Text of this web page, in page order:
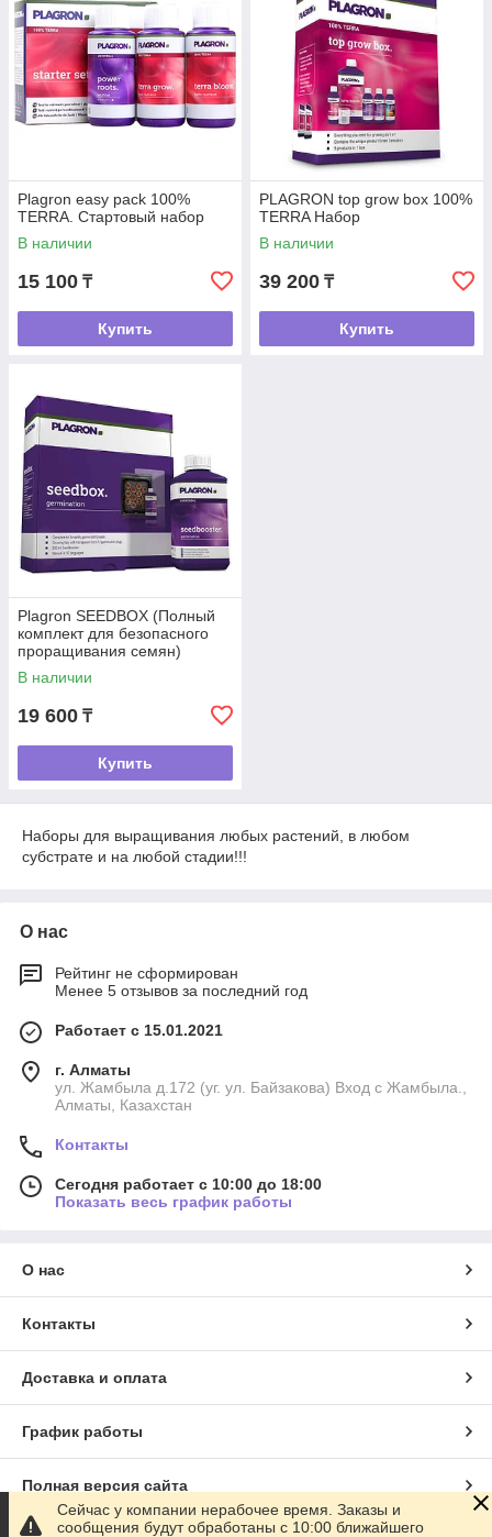
Plagron easy pack 100%
TERRA. Стартовый набор
В наличии
15 100 ₸
Купить
PLAGRON top grow box 100%
TERRA Набор
В наличии
39 200 ₸
Купить
Plagron SEEDBOX (Полный
комплект для безопасного
проращивания семян)
В наличии
19 600 ₸
Купить
Наборы для выращивания любых растений, в любом
субстрате и на любой стадии!!!
О нас
Рейтинг не сформирован
Менее 5 отзывов за последний год
Работает с 15.01.2021
г. Алматы
ул. Жамбыла д.172 (уг. ул. Байзакова) Вход с Жамбыла.,
Алматы, Казахстан
Контакты
Сегодня работает с 10:00 до 18:00
Показать весь график работы
О нас
Контакты
Доставка и оплата
График работы
Полная версия сайта
Сейчас у компании нерабочее время. Заказы и
сообщения будут обработаны с 10:00 ближайшего